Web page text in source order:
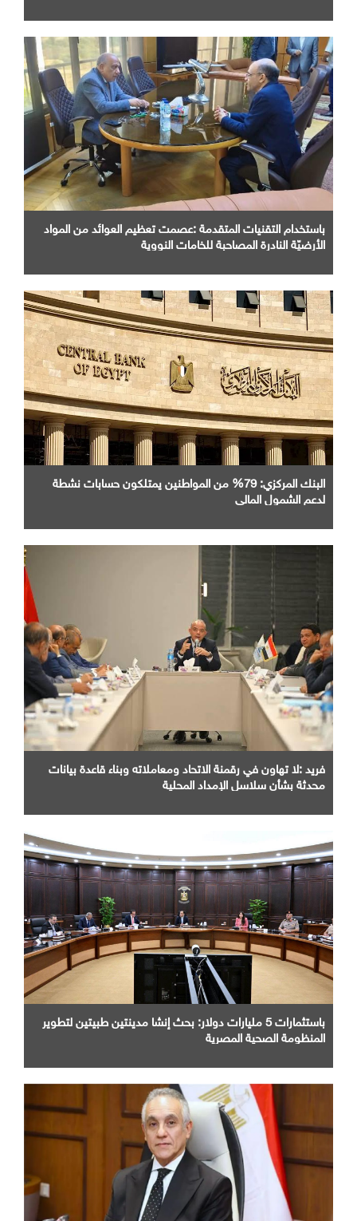
باستخدام التقنيات المتقدمة :عصمت تعظيم العوائد من المواد
الأرضيّة النادرة المصاحبة للخامات النووية
البنك المركزي: 79% من المواطنين يمتلكون حسابات نشطة
لدعم الشمول المالي
فريد :لا تهاون في رقمنة الاتحاد ومعاملاته وبناء قاعدة بيانات
محدثة بشأن سلاسل الإمداد المحلية
باستثمارات 5 مليارات دولار: بحث إنشا مدينتين طبيتين لتطوير
المنظومة الصحية المصرية